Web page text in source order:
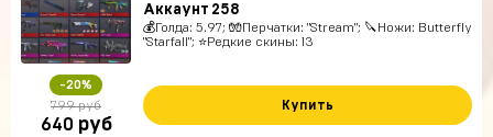
Аккаунт 258
💰Голда: 5.97; 🧤Перчатки: "Stream"; 🔪Ножи: Butterfly
"Starfall"; ⭐️Редкие скины: 13
-20%
799 руб
640 руб
Купить